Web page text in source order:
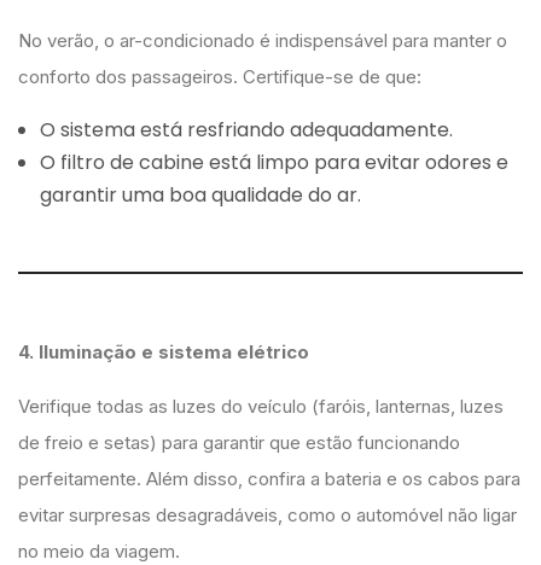
No verão, o ar-condicionado é indispensável para manter o
conforto dos passageiros. Certifique-se de que:
O sistema está resfriando adequadamente.
O filtro de cabine está limpo para evitar odores e
garantir uma boa qualidade do ar.
4. Iluminação e sistema elétrico
Verifique todas as luzes do veículo (faróis, lanternas, luzes
de freio e setas) para garantir que estão funcionando
perfeitamente. Além disso, confira a bateria e os cabos para
evitar surpresas desagradáveis, como o automóvel não ligar
no meio da viagem.